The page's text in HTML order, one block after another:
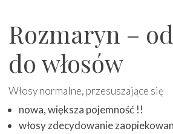
Rozmaryn –
do włosów
Włosy normalne, przesuszające się
nowa, większa pojemność !!
włosy zdecydowanie